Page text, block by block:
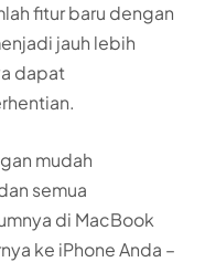
fitur baru dengan
jauh lebih
dapat
mudah
semua
di MacBook
ke iPhone Anda –